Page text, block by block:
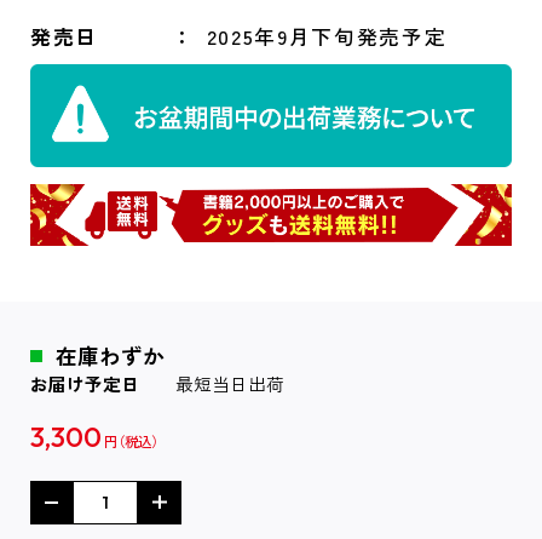
発売日 2025年9月下旬発売予定
在庫わずか
お届け予定日 最短当日出荷
3,300 円